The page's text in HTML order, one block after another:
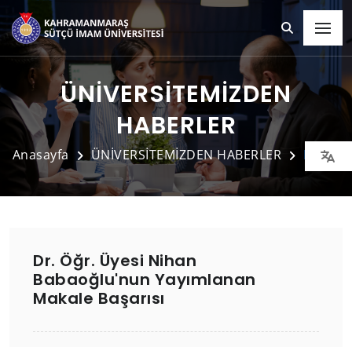
ÜNİVERSİTEMİZDEN
HABERLER
Anasayfa ÜNİVERSİTEMİZDEN HABERLER Detay
Dr. Öğr. Üyesi Nihan
Babaoğlu'nun Yayımlanan
Makale Başarısı